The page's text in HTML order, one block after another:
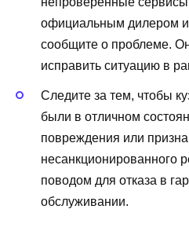
официальным дилером
сообщите о проблеме.
исправить ситуацию в
Следите за тем, чтобы
были в отличном
повреждения или
несанкционированного
поводом для отказа в
обслуживании.